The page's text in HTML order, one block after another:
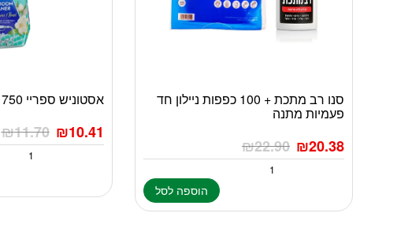
סנו רב מתכת + 100 כפפות ניילון חד
פעמיות מתנה
₪22.90 ₪20.38
הוספה לסל
אסטוניש ספריי 750 מ”ל לאמבט
₪11.70 ₪10.41